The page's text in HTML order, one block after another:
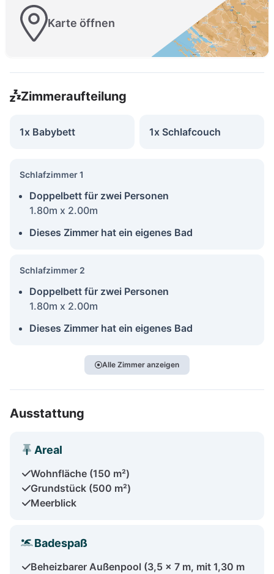
Karte öffnen
Zimmeraufteilung
1x Babybett 1x Schlafcouch
Schlafzimmer 1
Doppelbett für zwei Personen
1.80m x 2.00m
Dieses Zimmer hat ein eigenes Bad
Schlafzimmer 2
Doppelbett für zwei Personen
1.80m x 2.00m
Dieses Zimmer hat ein eigenes Bad
Alle Zimmer anzeigen
Ausstattung
Areal
Wohnfläche (150 m²)
Grundstück (500 m²)
Meerblick
Badespaß
Beheizbarer Außenpool (3,5 x 7 m, mit 1,30 m